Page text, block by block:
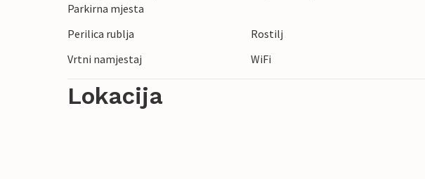
Parkirna mjesta
Perilica rublja Rostilj
Vrtni namjestaj
WiFi
Lokacija